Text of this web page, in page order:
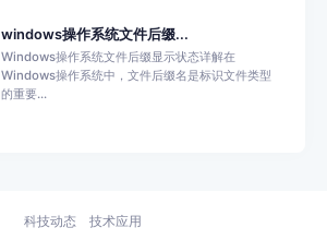
windows操作系统文件后缀...
Windows操作系统文件后缀显示状态详解在
Windows操作系统中，文件后缀名是标识文件类型
的重要...
科技动态 技术应用